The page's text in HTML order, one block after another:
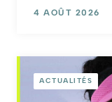
4 AOÛT 2026
ACTUALITÉS